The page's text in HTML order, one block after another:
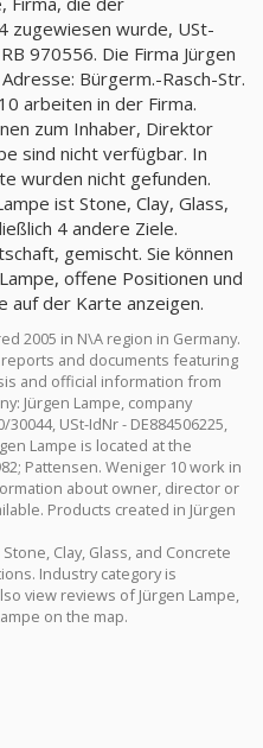
zugewiesen wurde, USt-
970556. Die Firma Jürgen
Bürgerm.-Rasch-Str.
arbeiten in der Firma.
zum Inhaber, Direktor
sind nicht verfügbar. In
wurden nicht gefunden.
ist Stone, Clay, Glass,
4 andere Ziele.
gemischt. Sie können
offene Positionen und
auf der Karte anzeigen.
2005 in N\A region in Germany.
and documents featuring
and official information from
Jürgen Lampe, company
USt-IdNr - DE884506225,
Lampe is located at the
Pattensen. Weniger 10 work in
about owner, director or
Products created in Jürgen
Clay, Glass, and Concrete
Industry category is
view reviews of Jürgen Lampe,
on the map.